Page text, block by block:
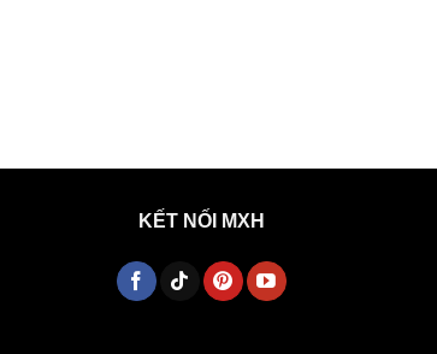
KẾT NỐI MXH